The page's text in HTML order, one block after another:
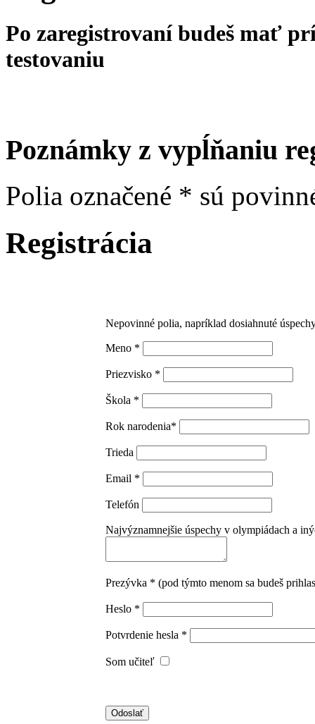
Po zaregistrovaní budeš mať
testovaniu
Poznámky z vypĺňaniu
Polia označené * sú
Registrácia
Nepovinné polia, napríklad dosiahnuté
Meno *
Priezvisko *
Škola *
Rok narodenia*
Trieda
Email *
Telefón
Najvýznamnejšie úspechy v olympiádach a
Prezývka * (pod týmto menom sa budeš
Heslo *
Potvrdenie hesla *
Som učiteľ